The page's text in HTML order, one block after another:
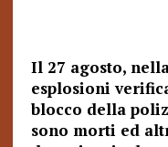
Il 27 agosto,
esplosioni
blocco della
sono morti ed